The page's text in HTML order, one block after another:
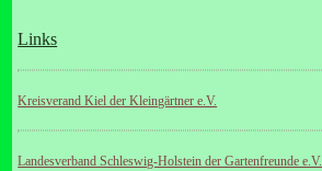
Links
Kreisverand Kiel der Kleingärtner e.V.
Landesverband Schleswig-Holstein der Gartenfreunde e.V.